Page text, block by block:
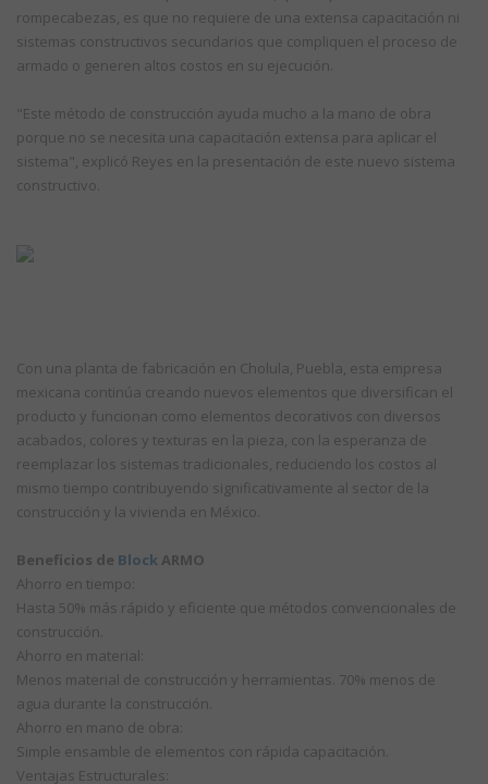
rompecabezas, es que no requiere de una extensa capacitación ni
sistemas constructivos secundarios que compliquen el proceso de
armado o generen altos costos en su ejecución.
"Este método de construcción ayuda mucho a la mano de obra
porque no se necesita una capacitación extensa para aplicar el
sistema", explicó Reyes en la presentación de este nuevo sistema
constructivo.
Con una planta de fabricación en Cholula, Puebla, esta empresa
mexicana continúa creando nuevos elementos que diversifican el
producto y funcionan como elementos decorativos con diversos
acabados, colores y texturas en la pieza, con la esperanza de
reemplazar los sistemas tradicionales, reduciendo los costos al
mismo tiempo contribuyendo significativamente al sector de la
construcción y la vivienda en México.
Beneficios de Block ARMO
Ahorro en tiempo:
Hasta 50% más rápido y eficiente que métodos convencionales de
construcción.
Ahorro en material:
Menos material de construcción y herramientas. 70% menos de
agua durante la construcción.
Ahorro en mano de obra:
Simple ensamble de elementos con rápida capacitación.
Ventajas Estructurales: